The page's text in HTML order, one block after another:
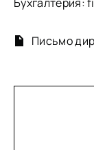
Письмо